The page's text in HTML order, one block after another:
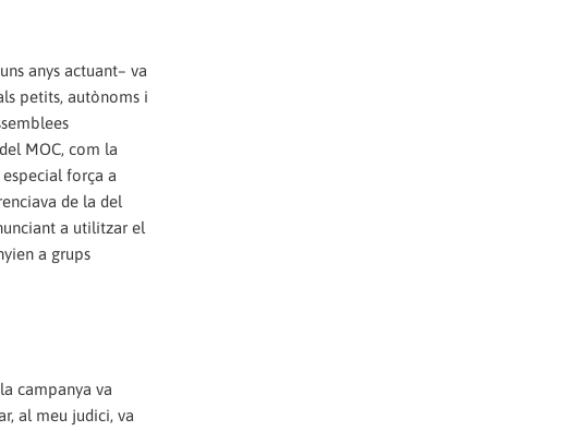
anys actuant– va
petits, autònoms i
MOC, com la
força a
de la del
a utilitzar el
a grups
campanya va
al meu judici, va